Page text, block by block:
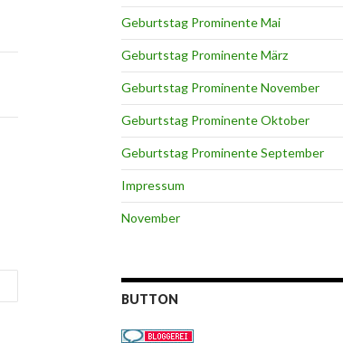
Geburtstag Prominente Mai
Geburtstag Prominente März
Geburtstag Prominente November
Geburtstag Prominente Oktober
Geburtstag Prominente September
Impressum
November
BUTTON